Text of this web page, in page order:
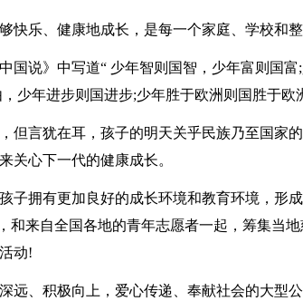
快乐、健康地成长，是每一个家庭、学校和
国说》中写道“ 少年智则国智，少年富则国
少年进步则国进步;少年胜于欧洲则国胜于欧
但言犹在耳，孩子的明天关乎民族乃至国家
关心下一代的健康成长。
子拥有更加良好的成长环境和教育环境，形
和来自全国各地的青年志愿者一起，筹集当
动!
远、积极向上，爱心传递、奉献社会的大型